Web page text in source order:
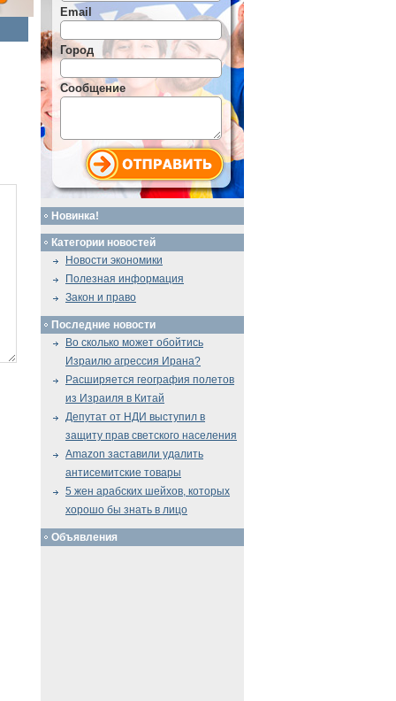
Email
Город
Сообщение
Новинка!
Категории новостей
Новости экономики
Полезная информация
Закон и право
Последние новости
Во сколько может обойтись
Израилю агрессия Ирана?
Расширяется география полетов
из Израиля в Китай
Депутат от НДИ выступил в
защиту прав светского населения
Amazon заставили удалить
антисемитские товары
5 жен арабских шейхов, которых
хорошо бы знать в лицо
Объявления